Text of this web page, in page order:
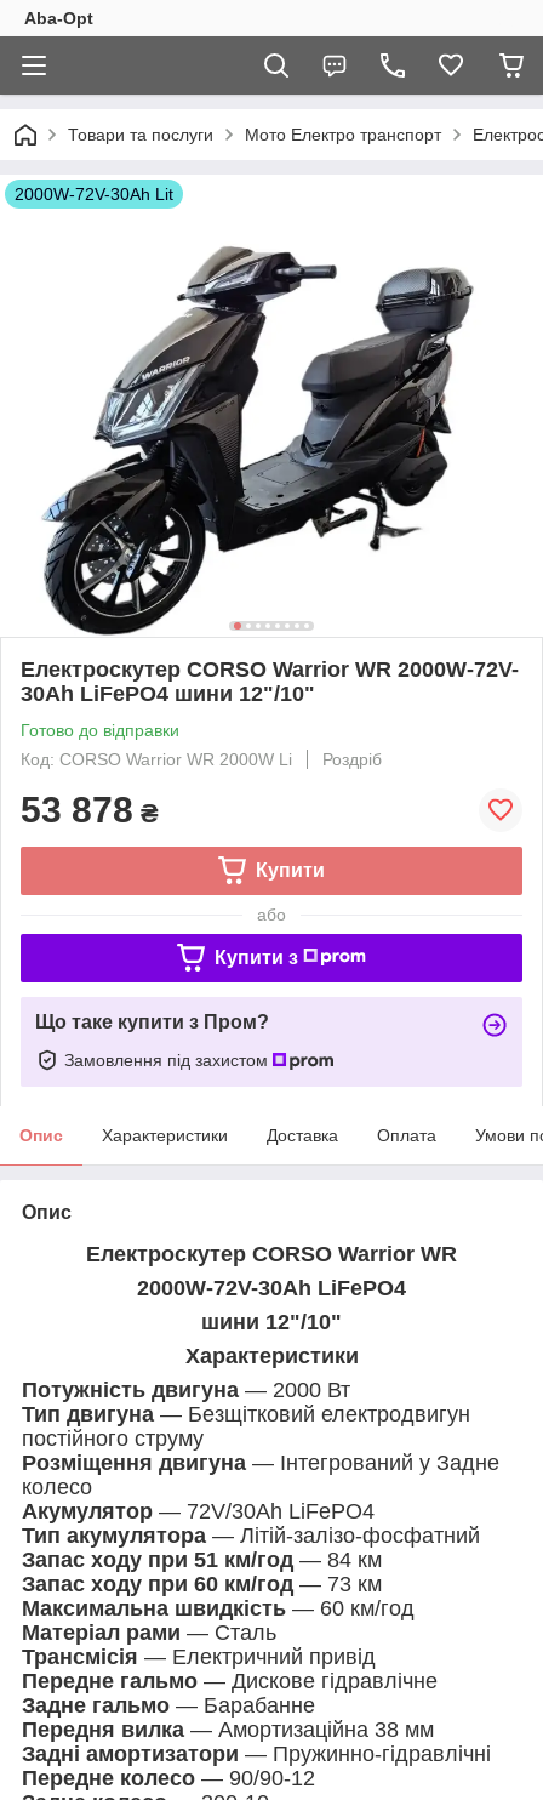
Aba-Opt
Товари та послуги Мото Електро транспорт
2000W-72V-30Ah Lit
Електроскутер CORSO Warrior WR 2000W-72V-
30Ah LiFePO4 шини 12"/10"
Готово до відправки
Код: CORSO Warrior WR 2000W Li
Роздріб
53 878 ₴
Купити
або
Купити з
Що таке купити з Пром?
Замовлення під захистом
Опис Характеристики Доставка Оплата Умови
Опис
Електроскутер CORSO Warrior WR
2000W-72V-30Ah LiFePO4
шини 12"/10"
Характеристики
Потужність двигуна — 2000 Вт
Тип двигуна — Безщітковий електродвигун
постійного струму
Розміщення двигуна — Інтегрований у Задне
колесо
Акумулятор — 72V/30Ah LiFePO4
Тип акумулятора — Літій-залізо-фосфатний
Запас ходу при 51 км/год — 84 км
Запас ходу при 60 км/год — 73 км
Максимальна швидкість — 60 км/год
Матеріал рами — Сталь
Трансмісія — Електричний привід
Передне гальмо — Дискове гідравлічне
Задне гальмо — Барабанне
Передня вилка — Амортизаційна 38 мм
Задні амортизатори — Пружинно-гідравлічні
Передне колесо — 90/90-12